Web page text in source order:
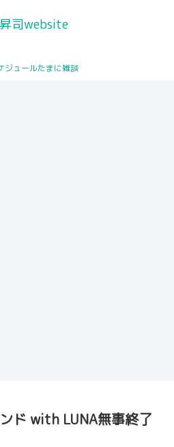
司website
ジュールたまに雑談
サッポロ・シティ・ジャズ公式
ド with LUNA無事終了